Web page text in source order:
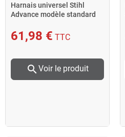
Harnais universel Stihl
Advance modèle standard
61,98 € TTC
search Voir le produit